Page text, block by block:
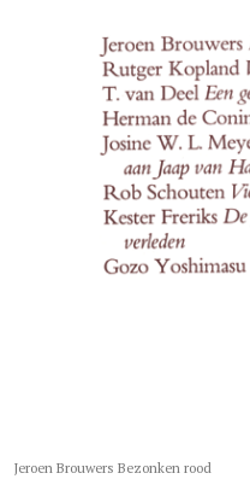
Jeroen Brouwers Bezonken rood